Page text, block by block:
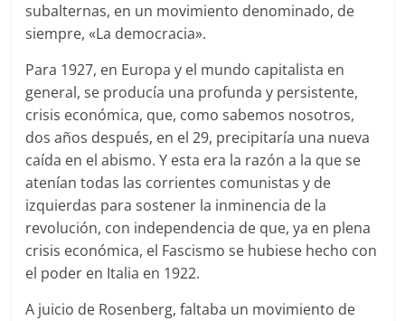
subalternas, en un movimiento denominado, de
siempre, «La democracia».
Para 1927, en Europa y el mundo capitalista en
general, se producía una profunda y persistente,
crisis económica, que, como sabemos nosotros,
dos años después, en el 29, precipitaría una nueva
caída en el abismo. Y esta era la razón a la que se
atenían todas las corrientes comunistas y de
izquierdas para sostener la inminencia de la
revolución, con independencia de que, ya en plena
crisis económica, el Fascismo se hubiese hecho con
el poder en Italia en 1922.
A juicio de Rosenberg, faltaba un movimiento de